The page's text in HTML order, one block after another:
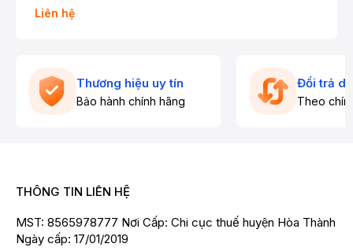
Liên hệ
Thương hiệu uy tín
Bảo hành chính hãng
Đổi trả
Theo
THÔNG TIN LIÊN HỆ
MST: 8565978777 Nơi Cấp: Chi cục thuế huyện Hòa Thành
Ngày cấp: 17/01/2019